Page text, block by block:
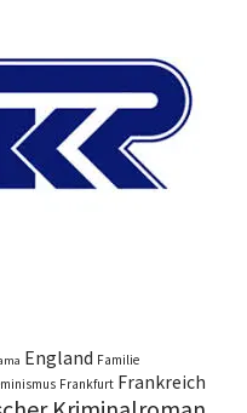
England Familie
Frankfurt Frankreich